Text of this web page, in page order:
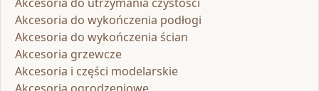
Akcesoria do wykończenia podłogi
Akcesoria do wykończenia ścian
Akcesoria grzewcze
Akcesoria i części modelarskie